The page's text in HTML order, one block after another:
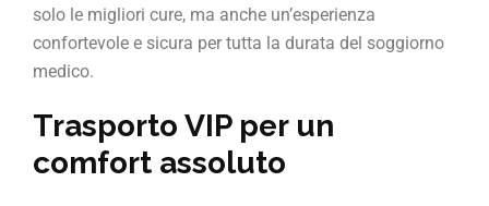
solo le migliori cure, ma anche un’esperienza
confortevole e sicura per tutta la durata del soggiorno
medico.
Trasporto VIP per un
comfort assoluto